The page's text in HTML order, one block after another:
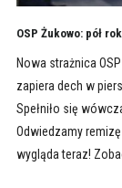
OSP Żukowo: pół
Nowa strażnica
zapiera dech w
Spełniło się
Odwiedzamy
wygląda teraz!